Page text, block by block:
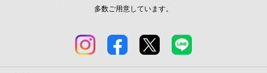
多数ご用意しています。